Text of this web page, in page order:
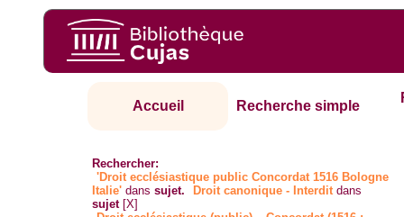
Accueil Recherche simple
Rechercher:
'Droit ecclésiastique public Concordat 1516 Bologne
Italie' danssujet. Droit canonique - Interditdans
sujet [X]